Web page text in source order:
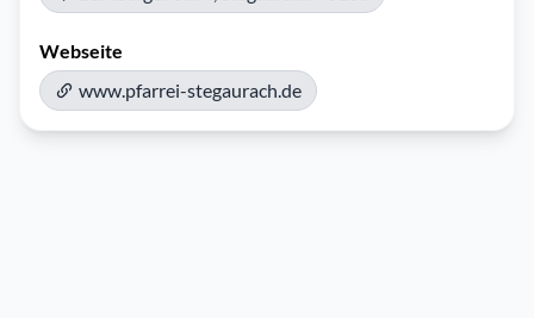
Webseite
www.pfarrei-stegaurach.de